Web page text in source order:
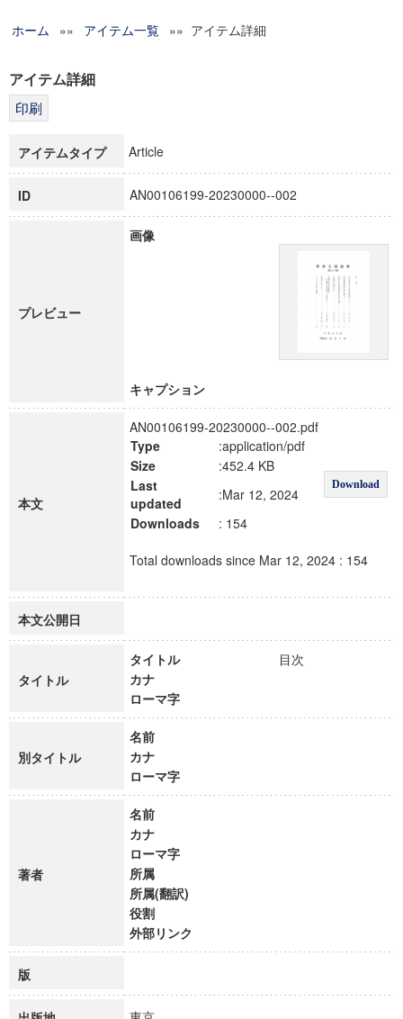
グローバルリサーチインスティテュート
科学研究費補助金研究成果報告書
博士課程教育リーディングプログラム「超成熟社会発展のサ
ホーム »» アイテム一覧 »» アイテム詳細
アイテム詳細
アイテムタイプ Article
ID AN00106199-20230000--002
プレビュー
画像
キャプション
本文
AN00106199-20230000--002.pdf
Type
:application/pdf
Download
Size
:452.4 KB
Last
updated
:Mar 12, 2024
Downloads
: 154
Total downloads since Mar 12, 2024 : 154
本文公開日
タイトル
タイトル
目次
カナ
ローマ字
別タイトル
名前
カナ
ローマ字
著者
名前
カナ
ローマ字
所属
所属(翻訳)
役割
外部リンク
版